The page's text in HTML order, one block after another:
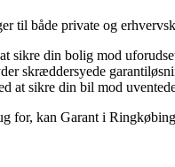
til både private og
sikre din bolig mod
skræddersyede
at sikre din bil mod
for, kan Garant i